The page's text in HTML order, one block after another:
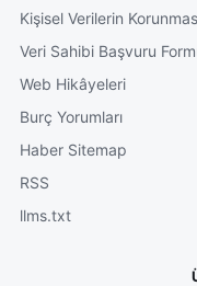
Kişisel Verilerin
Veri Sahibi Başvuru
Web Hikâyeleri
Burç Yorumları
Haber Sitemap
RSS
llms.txt